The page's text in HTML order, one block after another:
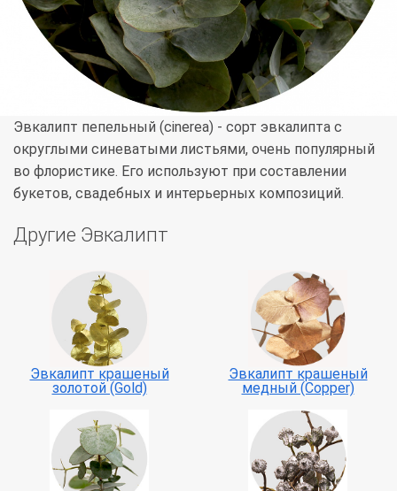
Эвкалипт пепельный (cinerea) - сорт эвкалипта с
округлыми синеватыми листьями, очень популярный
во флористике. Его используют при составлении
букетов, свадебных и интерьерных композиций.
Другие Эвкалипт
Эвкалипт крашеный
золотой (Gold)
Эвкалипт крашеный
медный (Copper)